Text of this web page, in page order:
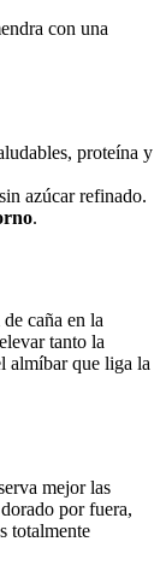
proteína y
azúcar refinado.
.
caña en la
tanto la
almíbar que liga la
mejor las
por fuera,
totalmente